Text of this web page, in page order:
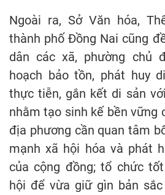
Ngoài ra, Sở Văn hóa,
thành phố Đồng Nai cũng
dân các xã, phường chủ
hoạch bảo tồn, phát huy
thực tiễn, gắn kết di sản
nhằm tạo sinh kế bền vững
địa phương cần quan tâm
mạnh xã hội hóa và phát
của cộng đồng; tổ chức
hội để vừa giữ gìn bản